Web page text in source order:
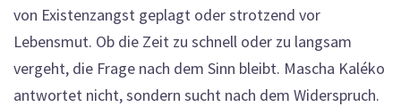
von Existenzangst geplagt oder strotzend vor
Lebensmut. Ob die Zeit zu schnell oder zu langsam
vergeht, die Frage nach dem Sinn bleibt. Mascha Kaléko
antwortet nicht, sondern sucht nach dem Widerspruch.